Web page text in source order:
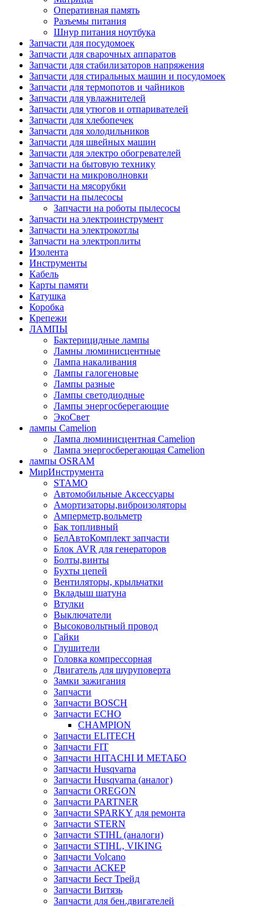
Оперативная память
Разъемы питания
Шнур питания ноутбука
Запчасти для посудомоек
Запчасти для сварочных аппаратов
Запчасти для стабилизаторов напряжения
Запчасти для стиральных машин и посудомоек
Запчасти для термопотов и чайников
Запчасти для увлажнителей
Запчасти для утюгов и отпаривателей
Запчасти для хлебопечек
Запчасти для холодильников
Запчасти для швейных машин
Запчасти для электро обогревателей
Запчасти на бытовую технику
Запчасти на микроволновки
Запчасти на мясорубки
Запчасти на пылесосы
Запчасти на роботы пылесосы
Запчасти на электроинструмент
Запчасти на электрокотлы
Запчасти на электроплиты
Изолента
Инструменты
Кабель
Карты памяти
Катушка
Коробка
Крепежи
ЛАМПЫ
Бактерицидные лампы
Ламны люминисцентные
Лампа накаливания
Лампы галогеновые
Лампы разные
Лампы светодиодные
Лампы энергосберегающие
ЭкоСвет
лампы Camelion
Лампа люминисцентная Сamelion
Лампа энергосберегающая Сamelion
лампы OSRAM
МирИнструмента
STAMO
Автомобильные Аксессуары
Амортизаторы,виброизоляторы
Амперметр,вольметр
Бак топливный
БелАвтоКомплект запчасти
Блок AVR для генераторов
Болты,винты
Бухты цепей
Вентиляторы, крыльчатки
Вкладыш шатуна
Втулки
Выключатели
Высоковольтный провод
Гайки
Глушители
Головка компрессорная
Двигатель для шуруповерта
Замки зажигания
Запчасти
Запчасти BOSCH
Запчасти ECHO
CHAMPION
Запчасти ELITECH
Запчасти FIT
Запчасти HITACHI И МЕТАБО
Запчасти Husqvarna
Запчасти Husqvarna (аналог)
Запчасти OREGON
Запчасти PARTNER
Запчасти SPARKY для ремонта
Запчасти STERN
Запчасти STIHL (аналоги)
Запчасти STIHL, VIKING
Запчасти Volcano
Запчасти АСКЕР
Запчасти Бест Трейд
Запчасти Витязь
Запчасти для бен.двигателей